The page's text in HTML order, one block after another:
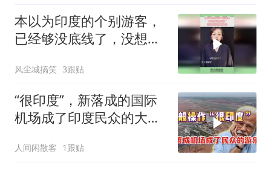
本以为印度的个别游客，
已经够没底线了，没想到
风尘城搞笑 3跟贴
“很印度”，新落成的国际
机场成了印度民众的大型
人间闲散客 1跟贴